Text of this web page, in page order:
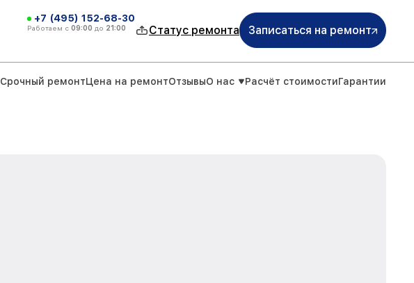
+7 (495) 152-68-30
Работаем с 09:00 до 21:00 Статус ремонта Записаться на ремонт
Срочный ремонтЦена на ремонтОтзывыО нас Расчёт стоимостиГарантии